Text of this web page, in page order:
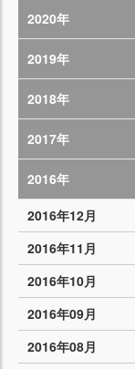
2020年
2019年
2018年
2017年
2016年
2016年12月
2016年11月
2016年10月
2016年09月
2016年08月